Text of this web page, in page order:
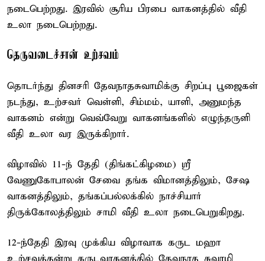
நடைபெற்றது. இரவில் சூரிய பிரபை வாகனத்தில் வீதி
உலா நடைபெற்றது.
தெருவடைச்சான் உற்சவம்
தொடர்ந்து தினசரி தேவநாதசுவாமிக்கு சிறப்பு பூஜைகள்
நடந்து, உற்சவர் வெள்ளி, சிம்மம், யாளி, அனுமந்த
வாகனம் என்று வெவ்வேறு வாகனங்களில் எழுந்தருளி
வீதி உலா வர இருக்கிறார்.
விழாவில் 11-ந் தேதி (திங்கட்கிழமை) ஸ்ரீ
வேணுகோபாலன் சேவை தங்க விமானத்திலும், சேஷ
வாகனத்திலும், தங்கப்பல்லக்கில் நாச்சியார்
திருக்கோலத்திலும் சாமி வீதி உலா நடைபெறுகிறது.
12-ந்தேதி இரவு முக்கிய விழாவாக கருட மஹா